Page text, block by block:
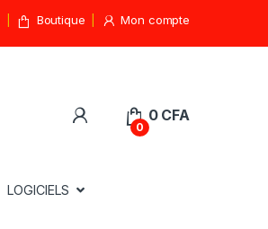
Boutique Mon compte
0
0 CFA
LOGICIELS